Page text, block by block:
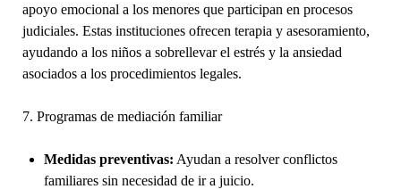
apoyo emocional a los menores que participan en procesos
judiciales. Estas instituciones ofrecen terapia y asesoramiento,
ayudando a los niños a sobrellevar el estrés y la ansiedad
asociados a los procedimientos legales.
7. Programas de mediación familiar
Medidas preventivas: Ayudan a resolver conflictos
familiares sin necesidad de ir a juicio.